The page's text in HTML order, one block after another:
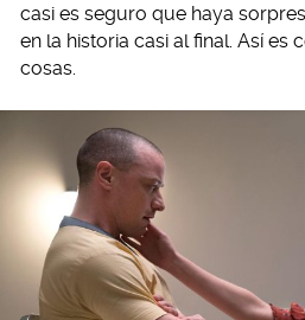
casi es seguro que haya
en la historia casi al final. Así es
cosas.